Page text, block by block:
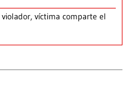
víctima comparte el